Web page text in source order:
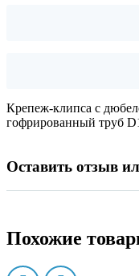
Крепеж-клипса с
гофрированный труб
Оставить отзыв
Похожие